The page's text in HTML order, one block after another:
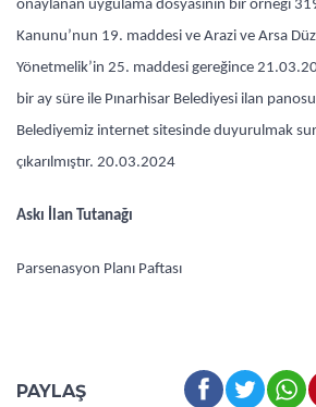
onaylanan uygulama dosyasının bir örneği
Kanunu’nun 19. maddesi ve Arazi ve Arsa
Yönetmelik’in 25. maddesi gereğince
bir ay süre ile Pınarhisar Belediyesi ilan
Belediyemiz internet sitesinde duyurulmak
çıkarılmıştır. 20.03.2024
Askı İlan Tutanağı
Parsenasyon Planı Paftası
PAYLAŞ